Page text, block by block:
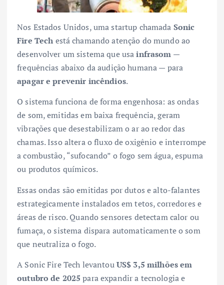
Nos Estados Unidos, uma startup chamada Sonic
Fire Tech está chamando atenção do mundo ao
desenvolver um sistema que usainfrasom —
frequências abaixo da audição humana — para
apagar e prevenir incêndios.
O sistema funciona de forma engenhosa: as ondas
de som, emitidas em baixa frequência, geram
vibrações que desestabilizam o ar ao redor das
chamas. Isso altera o fluxo de oxigênio e interrompe
a combustão, “sufocando” o fogo sem água, espuma
ou produtos químicos.
Essas ondas são emitidas por dutos e alto-falantes
estrategicamente instalados em tetos, corredores e
áreas de risco. Quando sensores detectam calor ou
fumaça, o sistema dispara automaticamente o som
que neutraliza o fogo.
A Sonic Fire Tech levantouUS$ 3,5 milhões em
outubro de 2025 para expandir a tecnologia e